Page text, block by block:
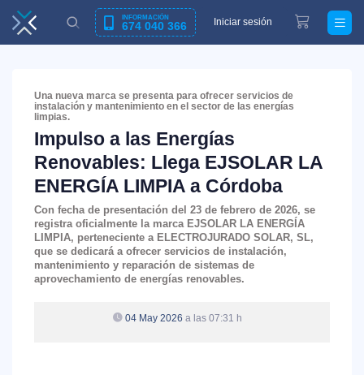
INFORMACIÓN
674 040 366 Iniciar sesión
Una nueva marca se presenta para ofrecer servicios de
instalación y mantenimiento en el sector de las energías
limpias.
Impulso a las Energías
Renovables: Llega EJSOLAR LA
ENERGÍA LIMPIA a Córdoba
Con fecha de presentación del 23 de febrero de 2026, se
registra oficialmente la marca EJSOLAR LA ENERGÍA
LIMPIA, perteneciente a ELECTROJURADO SOLAR, SL,
que se dedicará a ofrecer servicios de instalación,
mantenimiento y reparación de sistemas de
aprovechamiento de energías renovables.
04 May 2026 a las 07:31 h